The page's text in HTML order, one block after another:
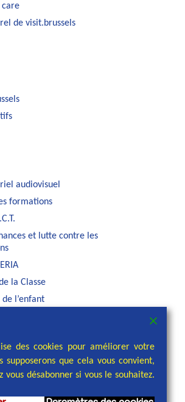
care
de visit.brussels
audiovisuel
formations
et lutte contre les
la Classe
l’enfant
la COCOF
des cookies pour améliorer votre
supposerons que cela vous convient,
vous désabonner si vous le souhaitez.